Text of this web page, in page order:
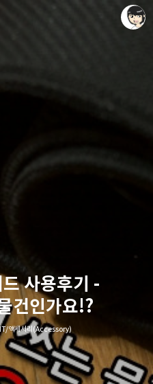
사용후기 -
건인가요!?
IT/액세서리(Accessory)
레이니아